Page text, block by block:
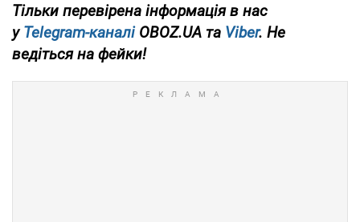
Тільки перевірена інформація в нас
уTelegram-каналіOBOZ.UA та Viber. Не
ведіться на фейки!